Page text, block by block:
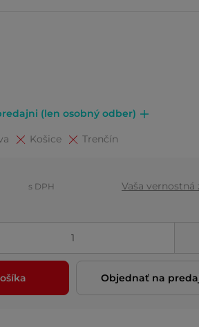
(len osobný odber)
Košice Trenčín
s DPH Vaša vernostná
Objednať na